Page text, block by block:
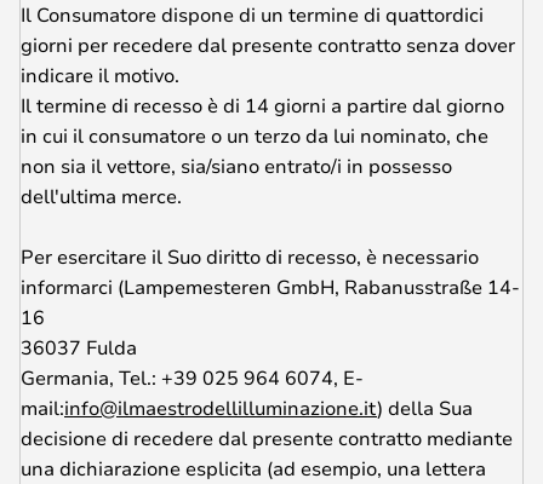
Il Consumatore dispone di un termine di quattordici
giorni per recedere dal presente contratto senza dover
indicare il motivo.
Il termine di recesso è di 14 giorni a partire dal giorno
in cui il consumatore o un terzo da lui nominato, che
non sia il vettore, sia/siano entrato/i in possesso
dell'ultima merce.
Per esercitare il Suo diritto di recesso, è necessario
informarci (Lampemesteren GmbH, Rabanusstraße 14-
16
36037 Fulda
Germania, Tel.: +39 025 964 6074, E-
mail:info@ilmaestrodellilluminazione.it) della Sua
decisione di recedere dal presente contratto mediante
una dichiarazione esplicita (ad esempio, una lettera